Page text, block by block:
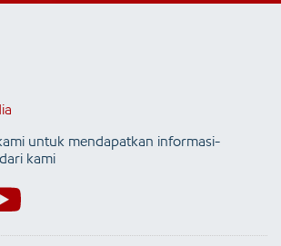
untuk mendapatkan informasi-
kami